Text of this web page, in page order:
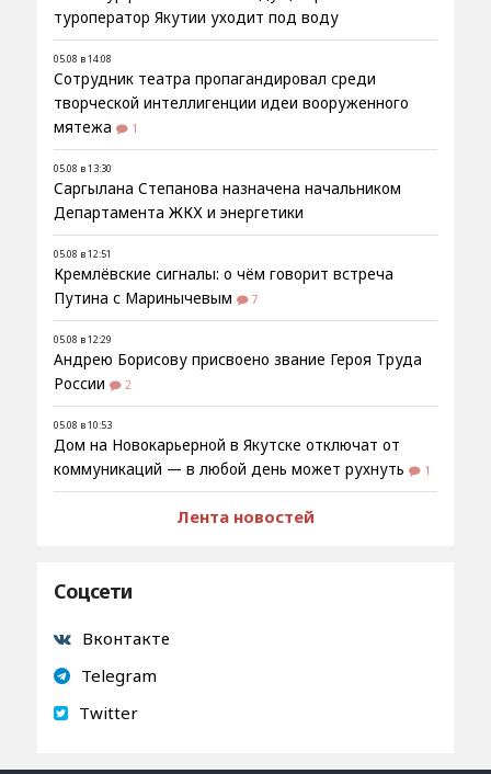
туроператор Якутии уходит под воду
05.08 в 14:08
Сотрудник театра пропагандировал среди
творческой интеллигенции идеи вооруженного
мятежа
1
05.08 в 13:30
Саргылана Степанова назначена начальником
Департамента ЖКХ и энергетики
05.08 в 12:51
Кремлёвские сигналы: о чём говорит встреча
Путина с Маринычевым
7
05.08 в 12:29
Андрею Борисову присвоено звание Героя Труда
России
2
05.08 в 10:53
Дом на Новокарьерной в Якутске отключат от
коммуникаций — в любой день может рухнуть
1
Лента новостей
Соцсети
Вконтакте
Telegram
Twitter